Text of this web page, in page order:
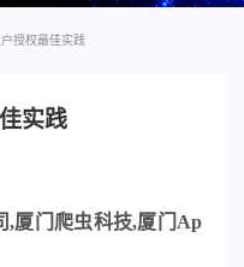
授权最佳实践
实践
,厦门爬虫科技,厦门 Ap